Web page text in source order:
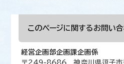
このページに関する お問い
経営企画部企画課企画係
〒249-8686 神奈川県逗子市